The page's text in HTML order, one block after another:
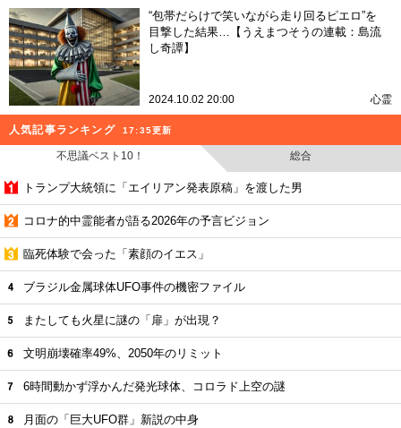
“包帯だらけで笑いながら走り回るピエロ”を
目撃した結果…【うえまつそうの連載：島流
し奇譚】
2024.10.02 20:00 心霊
人気記事ランキング 17:35更新
不思議ベスト10！ 総合
トランプ大統領に「エイリアン発表原稿」を渡した男
コロナ的中霊能者が語る2026年の予言ビジョン
臨死体験で会った「素顔のイエス」
ブラジル金属球体UFO事件の機密ファイル
またしても火星に謎の「扉」が出現？
文明崩壊確率49%、2050年のリミット
6時間動かず浮かんだ発光球体、コロラド上空の謎
月面の「巨大UFO群」新説の中身